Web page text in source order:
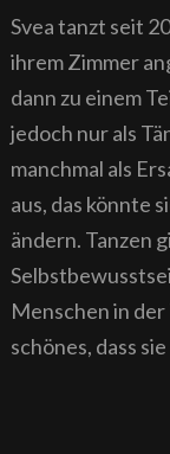
Svea tanzt seit
ihrem Zimmer
dann zu einem
jedoch nur als
manchmal als
aus, das könnte
ändern. Tanzen
Menschen in
schönes, dass